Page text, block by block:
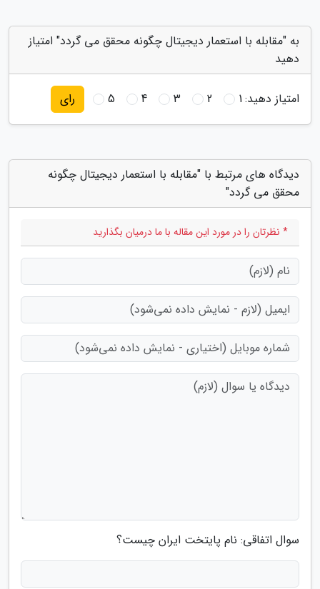
به "مقابله با استعمار دیجیتال چگونه محقق می گردد" امتیاز
دهید
امتیاز دهید:1
2
3
4
5 رای
دیدگاه های مرتبط با "مقابله با استعمار دیجیتال چگونه
محقق می گردد"
* نظرتان را در مورد این مقاله با ما درمیان بگذارید
سوال اتفاقی: نام پایتخت ایران چیست؟